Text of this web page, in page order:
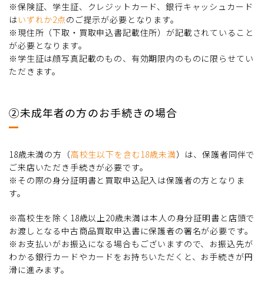
※保険証、学生証、クレジットカード、銀行キャッシュカード
はいずれか2点のご提示が必要となります。
※現住所（下取・買取申込書記載住所）が記載されていること
が必要となります。
※学生証は顔写真記載のもの、有効期限内のものに限らせてい
ただきます。
②未成年者の方のお手続きの場合
18歳未満の方（高校生以下を含む18歳未満）は、保護者同伴で
ご来店いただき手続きが必要です。
※その際の身分証明書と買取申込記入は保護者の方となりま
す。
※高校生を除く18歳以上20歳未満は本人の身分証明書と店頭で
お渡しとなる中古商品買取申込書に保護者の署名が必要です。
※お支払いがお振込になる場合もございますので、お振込先が
わかる銀行カードやカードをお持ちいただくと、お手続きが円
滑に進みます。